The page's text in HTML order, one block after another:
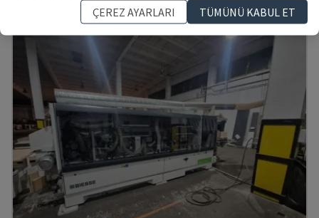
ÇEREZ AYARLARI
TÜMÜNÜ KABUL ET